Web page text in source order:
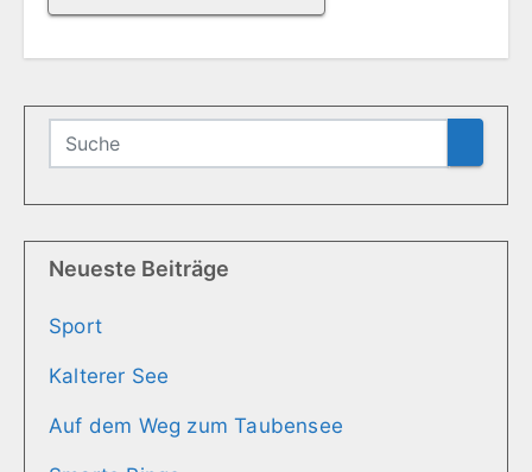
Neueste Beiträge
Sport
Kalterer See
Auf dem Weg zum Taubensee